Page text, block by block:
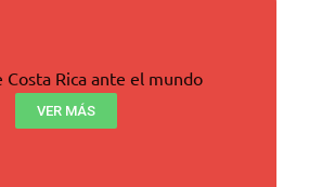
Rica ante el mundo
VER MÁS